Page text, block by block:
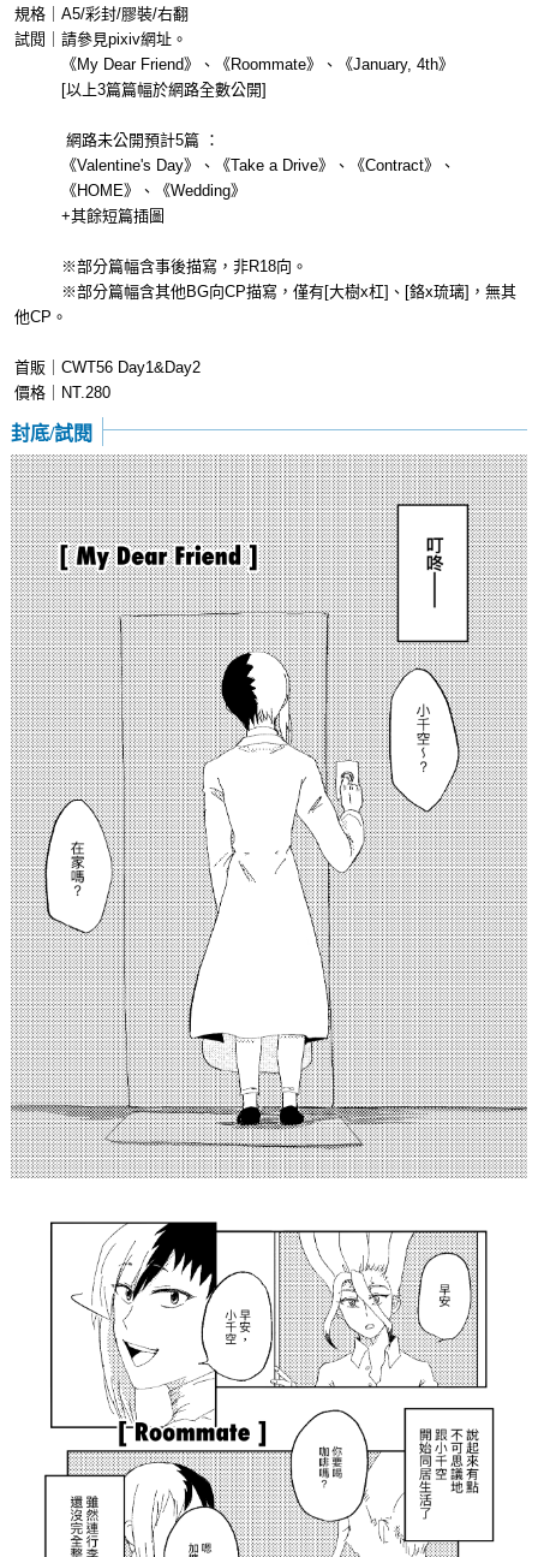
規格｜A5/彩封/膠裝/右翻
試閱｜請參見pixiv網址。
《My Dear Friend》、《Roommate》、《January, 4th》
[以上3篇篇幅於網路全數公開]
網路未公開預計5篇 ：
《Valentine's Day》、《Take a Drive》、《Contract》、
《HOME》、《Wedding》
+其餘短篇插圖
※部分篇幅含事後描寫，非R18向。
※部分篇幅含其他BG向CP描寫，僅有[大樹x杠]、[鉻x琉璃]，無其
他CP。
首販｜CWT56 Day1&Day2
價格｜NT.280
封底/試閱